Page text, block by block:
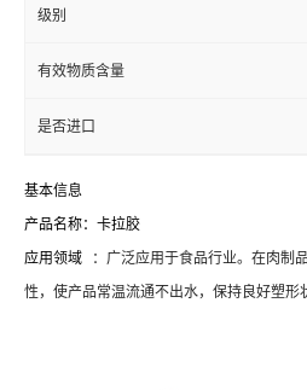
级别
有效物质含量
是否进口
基本信息
产品名称：卡拉胶
应用领域
：广泛应用于食品行业。在肉制
性，使产品常温流通不出水，保持良好塑